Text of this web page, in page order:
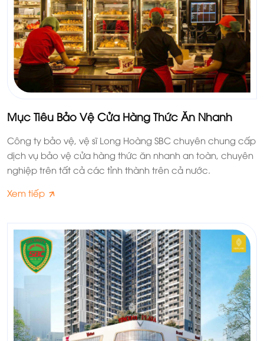
Mục Tiêu Bảo Vệ Cửa Hàng Thức Ăn Nhanh
Công ty bảo vệ, vệ sĩ Long Hoàng SBC chuyên chung cấp
dịch vụ bảo vệ cửa hàng thức ăn nhanh an toàn, chuyên
nghiệp trên tất cả các tỉnh thành trên cả nước.
Xem tiếp